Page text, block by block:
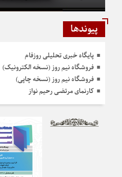
پیوندها
پایگاه خبری تحلیلی روزفام
فروشگاه نیم روز (نسخه الکترونیک)
فروشگاه نیم روز (نسخه چاپی)
کارنمای مرتضی رحیم نواز